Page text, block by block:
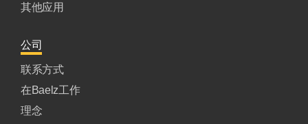
其他应用
公司
联系方式
在Baelz工作
理念